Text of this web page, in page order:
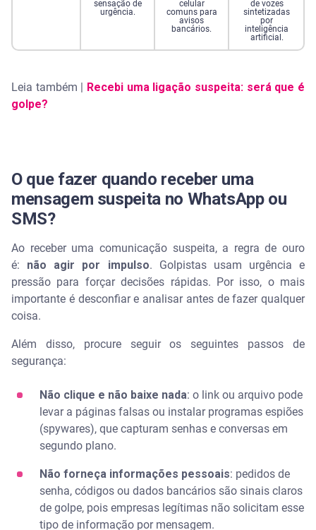
sensação de
urgência.
celular
comuns para
avisos
bancários.
de vozes
sintetizadas
por
inteligência
artificial.
Leia também |
Recebi uma ligação suspeita: será que é
golpe?
O que fazer quando receber uma
mensagem suspeita no WhatsApp ou
SMS?
Ao receber uma comunicação suspeita, a regra de ouro
é: não agir por impulso. Golpistas usam urgência e
pressão para forçar decisões rápidas. Por isso, o mais
importante é desconfiar e analisar antes de fazer qualquer
coisa.
Além disso, procure seguir os seguintes passos de
segurança:
Não clique e não baixe nada: o link ou arquivo pode
levar a páginas falsas ou instalar programas espiões
(spywares), que capturam senhas e conversas em
segundo plano.
Não forneça informações pessoais: pedidos de
senha, códigos ou dados bancários são sinais claros
de golpe, pois empresas legítimas não solicitam esse
tipo de informação por mensagem.